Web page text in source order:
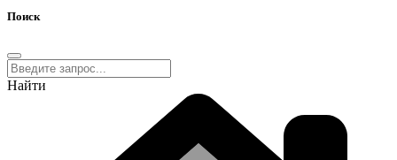
Поиск
Найти